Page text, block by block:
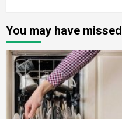
You may have missed